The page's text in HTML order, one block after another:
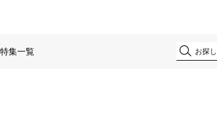
特集一覧